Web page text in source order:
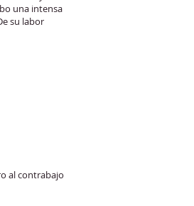
una intensa
su labor
al contrabajo